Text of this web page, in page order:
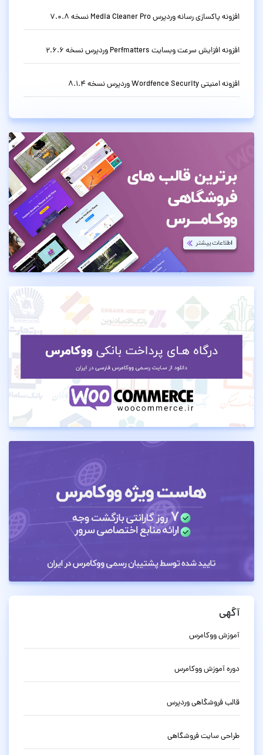
افزونه پاکسازی رسانه وردپرس Media Cleaner Pro نسخه 7.0.8
افزونه افزایش سرعت وبسایت Perfmatters وردپرس نسخه 2.6.6
افزونه امنیتی Wordfence Security وردپرس نسخه 8.1.4
آگهی
آموزش ووکامرس
دوره آموزش ووکامرس
قالب فروشگاهی وردپرس
طراحی سایت فروشگاهی